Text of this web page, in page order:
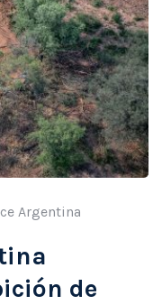
Argentina
de